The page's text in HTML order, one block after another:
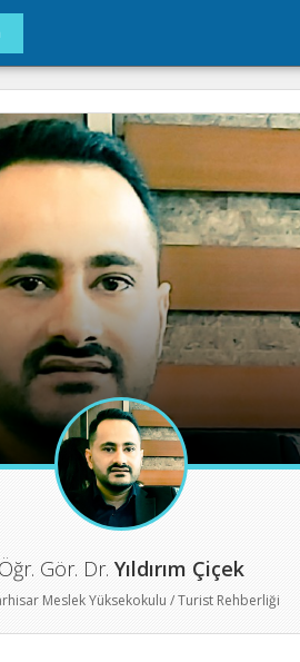
Öğr. Gör. Dr.Yıldırım Çiçek
Meslek Yüksekokulu / Turist Rehberliği